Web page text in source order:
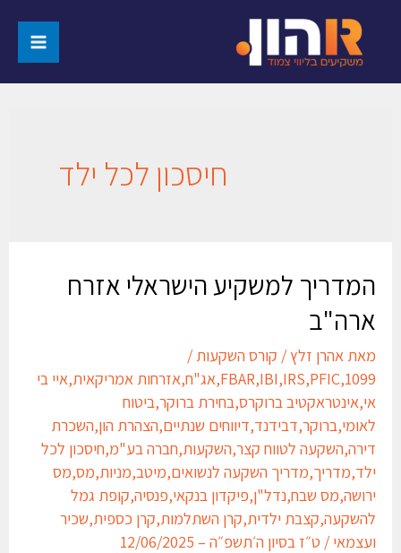
חיסכון לכל ילד
המדריך למשקיע הישראלי אזרח
ארה"ב
מאתאהרן זלץ/קורס השקעות/
1099
,
FBAR,IBI,IRS,PFIC
,אג"ח,אזרחות אמריקאית,איי בי
אי,אינטראקטיב ברוקרס,בחירת ברוקר,ביטוח
לאומי,ברוקר,דבידנד,דיווחים שנתיים,הצהרת הון,השכרת
דירה,השקעה לטווח קצר,השקעות,חברה בע"מ,חיסכון לכל
ילד,מדריך,מדריך השקעה לנשואים,מיטב,מניות,מס,מס
ירושה,מס שבח,נדל"ן,פיקדון בנקאי,פנסיה,קופת גמל
להשקעה,קצבת ילדית,קרן השתלמות,קרן כספית,שכיר
ועצמאי/ט״ז בסיון ה׳תשפ״ה – 12/06/2025